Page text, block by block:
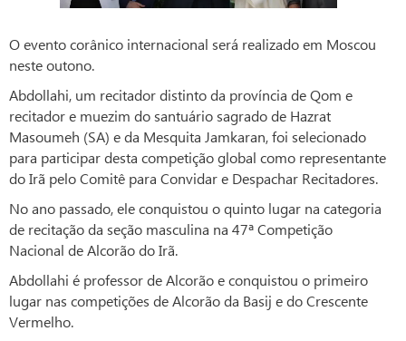
O evento corânico internacional será realizado em Moscou
neste outono.
Abdollahi, um recitador distinto da província de Qom e
recitador e muezim do santuário sagrado de Hazrat
Masoumeh (SA) e da Mesquita Jamkaran, foi selecionado
para participar desta competição global como representante
do Irã pelo Comitê para Convidar e Despachar Recitadores.
No ano passado, ele conquistou o quinto lugar na categoria
de recitação da seção masculina na 47ª Competição
Nacional de Alcorão do Irã.
Abdollahi é professor de Alcorão e conquistou o primeiro
lugar nas competições de Alcorão da Basij e do Crescente
Vermelho.